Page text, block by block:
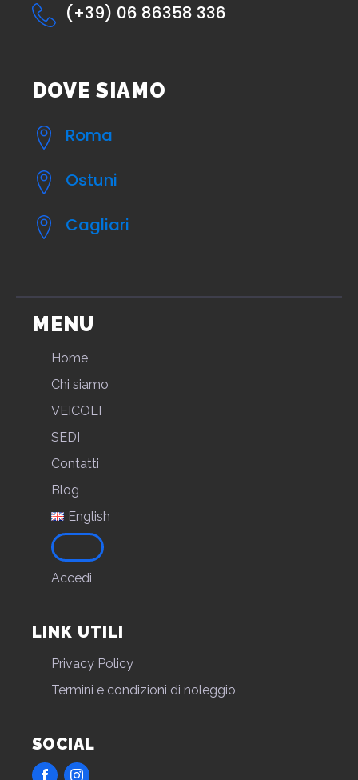
(+39) 06 86358 336
DOVE SIAMO
Roma
Ostuni
Cagliari
MENU
Home
Chi siamo
VEICOLI
SEDI
Contatti
Blog
English
Accedi
LINK UTILI
Privacy Policy
Termini e condizioni di noleggio
SOCIAL